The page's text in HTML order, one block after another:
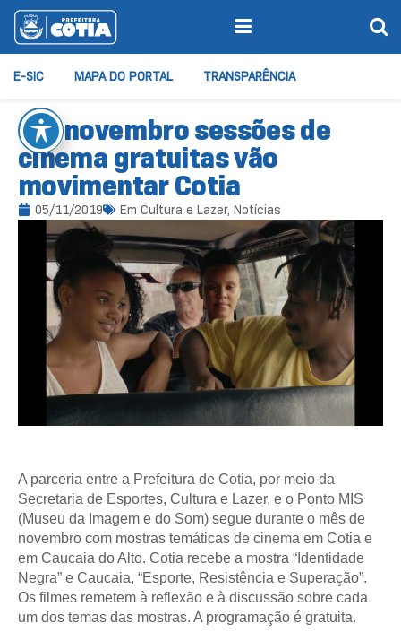
E-SIC MAPA DO PORTAL TRANSPARÊNCIA
Em novembro sessões de
cinema gratuitas vão
movimentar Cotia
05/11/2019 Em Cultura e Lazer, Notícias
A parceria entre a Prefeitura de Cotia, por meio da
Secretaria de Esportes, Cultura e Lazer, e o Ponto MIS
(Museu da Imagem e do Som) segue durante o mês de
novembro com mostras temáticas de cinema em Cotia e
em Caucaia do Alto. Cotia recebe a mostra “Identidade
Negra” e Caucaia, “Esporte, Resistência e Superação”.
Os filmes remetem à reflexão e à discussão sobre cada
um dos temas das mostras. A programação é gratuita.